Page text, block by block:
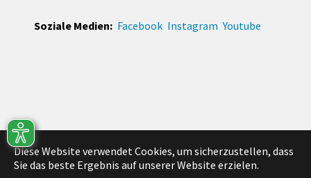
Diese Website verwendet Cookies, um sicherzustellen, dass
Sie das beste Ergebnis auf unserer Website erzielen.
Soziale Medien: Facebook Instagram Youtube